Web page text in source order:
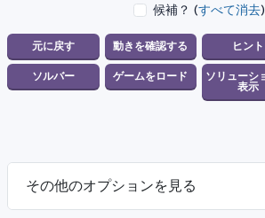
候補？ (すべて消去)
その他のオプションを見る